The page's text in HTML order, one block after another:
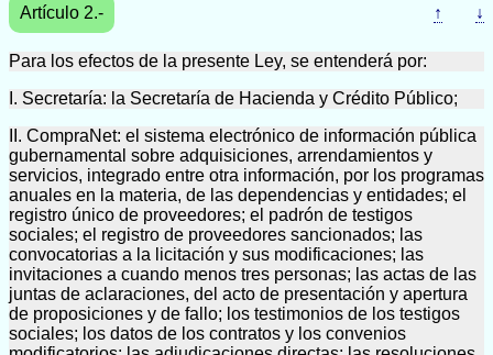
Artículo 2.- ↑ ↓
Para los efectos de la presente Ley, se entenderá por:
I. Secretaría: la Secretaría de Hacienda y Crédito Público;
II. CompraNet: el sistema electrónico de información pública
gubernamental sobre adquisiciones, arrendamientos y
servicios, integrado entre otra información, por los programas
anuales en la materia, de las dependencias y entidades; el
registro único de proveedores; el padrón de testigos
sociales; el registro de proveedores sancionados; las
convocatorias a la licitación y sus modificaciones; las
invitaciones a cuando menos tres personas; las actas de las
juntas de aclaraciones, del acto de presentación y apertura
de proposiciones y de fallo; los testimonios de los testigos
sociales; los datos de los contratos y los convenios